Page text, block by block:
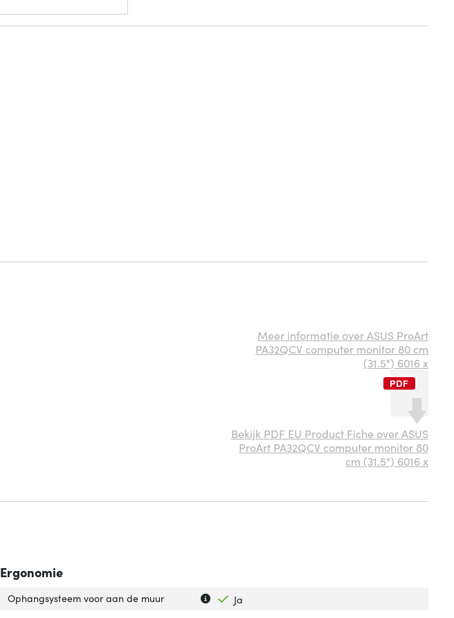
Meer informatie over ASUS ProArt
PA32QCV computer monitor 80 cm
(31.5") 6016 x
Bekijk PDF EU Product Fiche over ASUS
ProArt PA32QCV computer monitor 80
cm (31.5") 6016 x
Ergonomie
Uitleg over 'Ophangsysteem voor aan de muur'
Verberg uitleg over 'Ophangsysteem voor aan de
Ophangsysteem voor aan de muur
Ja